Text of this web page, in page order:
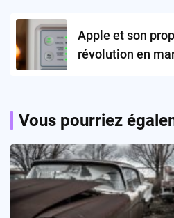
Apple et son
révolution en
Vous pourriez